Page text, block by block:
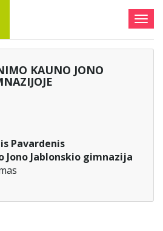
KAUNO JONO
Pavardenis
Jono Jablonskio gimnazija